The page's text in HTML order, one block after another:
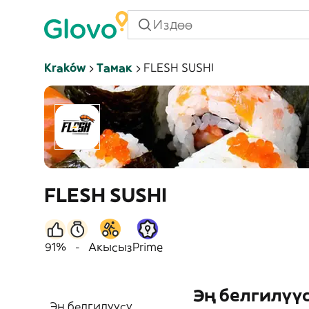
Kraków Тамак FLESH SUSHI
FLESH SUSHI
91% - АкысызPrime
Эң белгилүүсү
Эң